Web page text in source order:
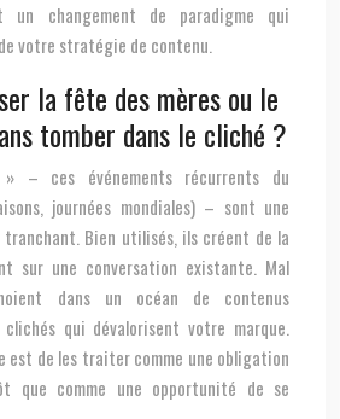
un changement de paradigme qui
votre stratégie de contenu.
la fête des mères ou le
tomber dans le cliché ?
– ces événements récurrents du
journées mondiales) – sont une
Bien utilisés, ils créent de la
sur une conversation existante. Mal
dans un océan de contenus
qui dévalorisent votre marque.
est de les traiter comme une obligation
que comme une opportunité de se